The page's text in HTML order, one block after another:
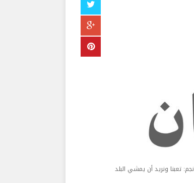
نجم: تعبنا ونريد أن يمشي البلد